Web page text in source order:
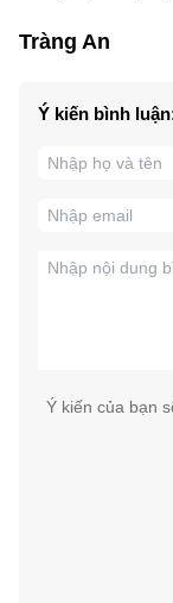
Tràng An
Ý kiến bình
Ý kiến của bạn